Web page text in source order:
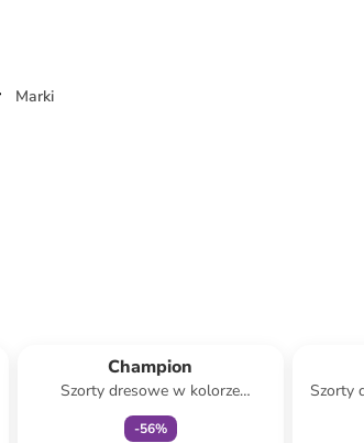
Marki
Champion
Szorty dresowe w kolorze
kremowym
-56%
Szorty